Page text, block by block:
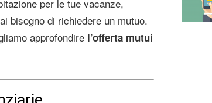
per le tue vacanze,
bisogno di richiedere un mutuo.
approfondire l’offerta mutui